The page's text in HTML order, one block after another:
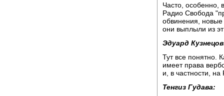
Часто, особенно,
Радио Свобода
обвинения, новые
они выплыли из
Эдуард
Тут все понятно.
имеет права
и, в частности,
Тенгиз Гудава: